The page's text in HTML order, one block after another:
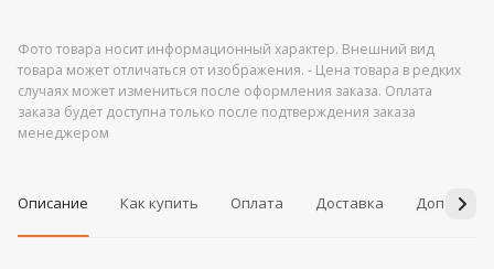
Фото товара носит информационный характер. Внешний вид
товара может отличаться от изображения. - Цена товара в редких
случаях может измениться после оформления заказа. Оплата
заказа будет доступна только после подтверждения заказа
менеджером
Описание Как купить Оплата Доставка